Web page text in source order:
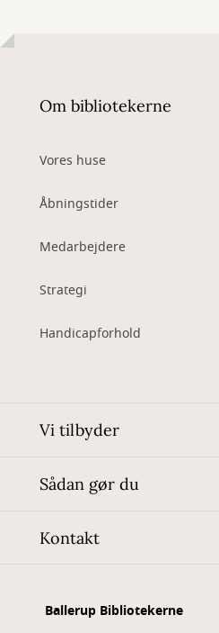
Om bibliotekerne
Vores huse
Åbningstider
Medarbejdere
Strategi
Handicapforhold
Vi tilbyder
Sådan gør du
Kontakt
Ballerup Bibliotekerne